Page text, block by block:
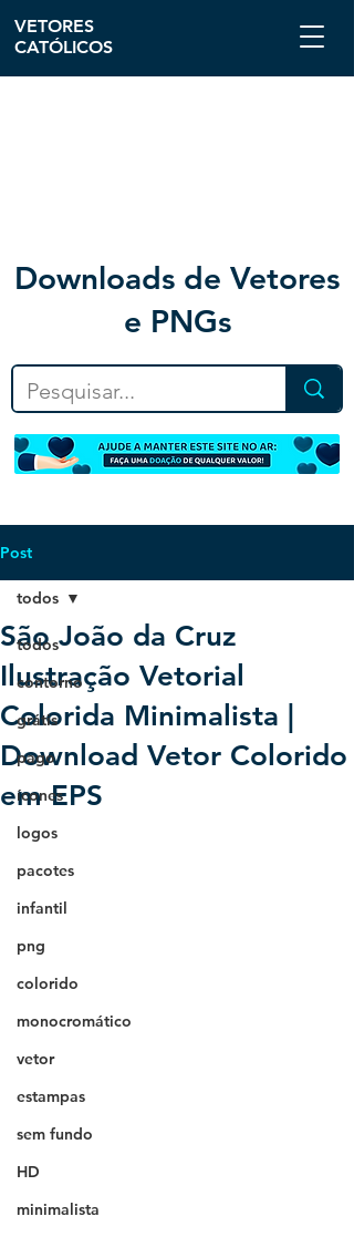
Downloads de Vetores
e PNGs
VETORES
CATÓLICOS
Post
todos
contorno
grátis
pago
ícones
logos
pacotes
infantil
png
colorido
monocromático
vetor
estampas
sem fundo
HD
minimalista
todos
São João da Cruz
Ilustração Vetorial
Colorida Minimalista |
Download Vetor Colorido
em EPS